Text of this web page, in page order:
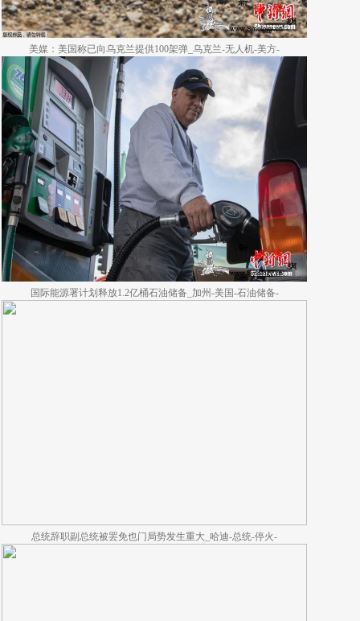
美媒：美国称已向乌克兰提供100架弹_乌克兰-无人机-美方-
国际能源署计划释放1.2亿桶石油储备_加州-美国-石油储备-
总统辞职副总统被罢免也门局势发生重大_哈迪-总统-停火-